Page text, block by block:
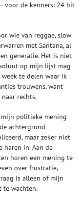
voor de kenners: 24 bit
wie van reggae, slow
met Santana, al
generatie. Het is niet
op mijn lijst mag
te delen waar ik
trouwens, want
rechts.
politieke mening
achtergrond
maar zeker niet
haren in. Aan de
horen een mening te
over frustratie,
is alleen of mijn
te wachten.